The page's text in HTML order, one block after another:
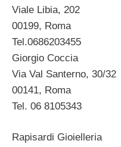
Viale Libia, 202
00199, Roma
Tel.0686203455
Giorgio Coccia
Via Val Santerno, 30/32
00141, Roma
Tel. 06 8105343
Rapisardi Gioielleria